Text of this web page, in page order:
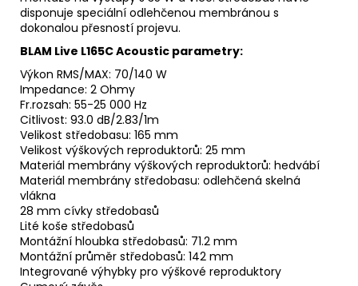
disponuje speciální odlehčenou membránou s
dokonalou přesností projevu.
BLAM Live L165C Acoustic parametry:
Výkon RMS/MAX: 70/140 W
Impedance: 2 Ohmy
Fr.rozsah: 55-25 000 Hz
Citlivost: 93.0 dB/2.83/1m
Velikost středobasu: 165 mm
Velikost výškových reproduktorů: 25 mm
Materiál membrány výškových reproduktorů: hedvábí
Materiál membrány středobasu: odlehčená skelná
vlákna
28 mm cívky středobasů
Lité koše středobasů
Montážní hloubka středobasů: 71.2 mm
Montážní průměr středobasů: 142 mm
Integrované výhybky pro výškové reproduktory